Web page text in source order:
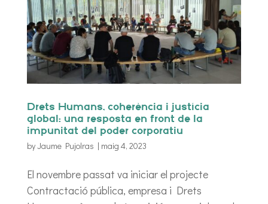
Drets Humans, coherència i justícia
global: una resposta en front de la
impunitat del poder corporatiu
byJaume Pujolras | maig 4, 2023
El novembre passat va iniciar el projecte
Contractació pública, empresa i Drets